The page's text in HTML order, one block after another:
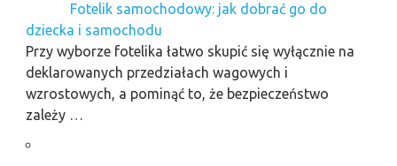
Fotelik samochodowy: jak dobrać go do
dziecka i samochodu
Przy wyborze fotelika łatwo skupić się wyłącznie na
deklarowanych przedziałach wagowych i
wzrostowych, a pominąć to, że bezpieczeństwo
zależy …